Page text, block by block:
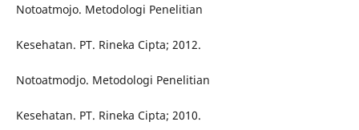
Notoatmojo. Metodologi Penelitian
Kesehatan. PT. Rineka Cipta; 2012.
Notoatmodjo. Metodologi Penelitian
Kesehatan. PT. Rineka Cipta; 2010.